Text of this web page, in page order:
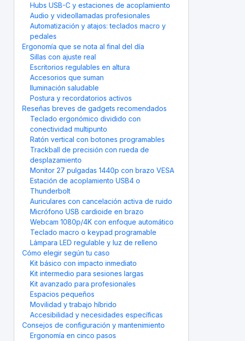
Hubs USB-C y estaciones de acoplamiento
Audio y videollamadas profesionales
Automatización y atajos: teclados macro y
pedales
Ergonomía que se nota al final del día
Sillas con ajuste real
Escritorios regulables en altura
Accesorios que suman
Iluminación saludable
Postura y recordatorios activos
Reseñas breves de gadgets recomendados
Teclado ergonómico dividido con
conectividad multipunto
Ratón vertical con botones programables
Trackball de precisión con rueda de
desplazamiento
Monitor 27 pulgadas 1440p con brazo VESA
Estación de acoplamiento USB4 o
Thunderbolt
Auriculares con cancelación activa de ruido
Micrófono USB cardioide en brazo
Webcam 1080p/4K con enfoque automático
Teclado macro o keypad programable
Lámpara LED regulable y luz de relleno
Cómo elegir según tu caso
Kit básico con impacto inmediato
Kit intermedio para sesiones largas
Kit avanzado para profesionales
Espacios pequeños
Movilidad y trabajo híbrido
Accesibilidad y necesidades específicas
Consejos de configuración y mantenimiento
Ergonomía en cinco pasos